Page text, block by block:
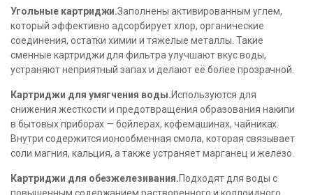
Угольные картриджи.Заполнены активированным углем,
который эффективно адсорбирует хлор, органические
соединения, остатки химии и тяжелые металлы. Такие
сменные картриджи для фильтра улучшают вкус воды,
устраняют неприятный запах и делают её более прозрачной.
Картриджи для умягчения воды.Используются для
снижения жесткости и предотвращения образования накипи
в бытовых приборах — бойлерах, кофемашинах, чайниках.
Внутри содержится ионообменная смола, которая связывает
соли магния, кальция, а также устраняет марганец и железо.
Картриджи для обезжелезивания.Подходят для воды с
повышенным содержанием растворенного и коллоидного